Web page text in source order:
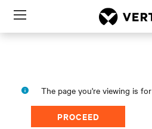
Menu
The page you're viewing is for
PROCEED